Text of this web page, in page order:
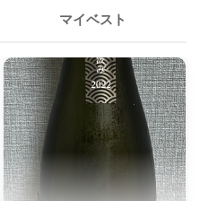
マイベスト